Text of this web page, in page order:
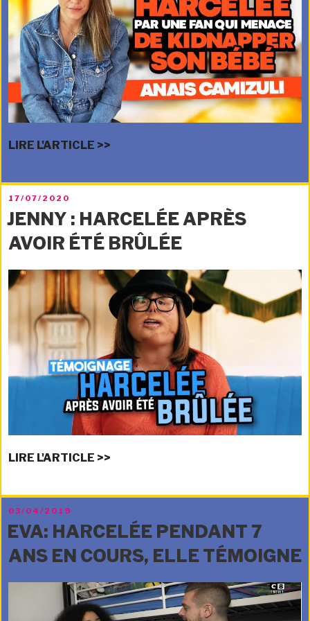
LIRE L'ARTICLE >>
PUBLIÉ
LE
17/07/2020
JENNY : HARCELÉE APRÈS
AVOIR ÉTÉ BRÛLÉE
LIRE L'ARTICLE >>
PUBLIÉ
LE
03/04/2019
EVA: HARCELÉE PENDANT 7
ANS EN COURS, ELLE TÉMOIGNE